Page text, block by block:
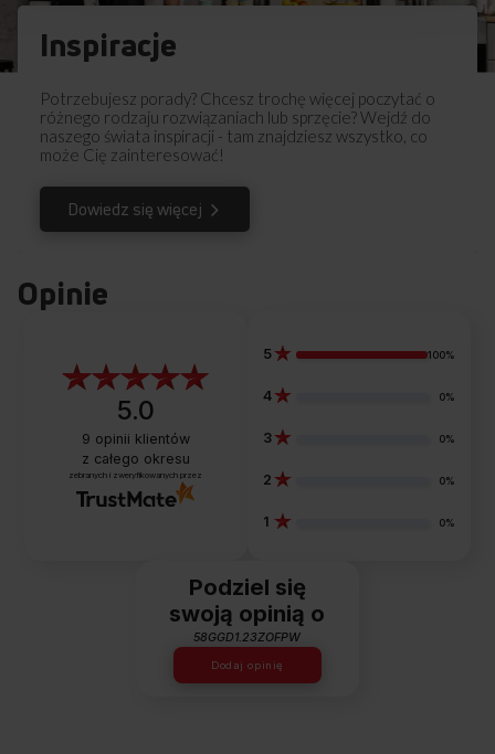
RÓWNOMIERNE PIECZENIE
Równo zarumienione wypieki
Koniec z nieudanymi wypiekami! Twoje ciasta już nigdy
nie będą niedopieczone w środku ani przypalone po bokach.
Rozwiązanie wykorzystane w piekarnikach Amica zapewnia
odpowiednią cyrkulację powietrza wewnątrz komory. Dzięki
Inspiracje
Potrzebujesz porady? Chcesz trochę więcej poczytać o
różnego rodzaju rozwiązaniach lub sprzęcie? Wejdź do
naszego świata inspiracji - tam znajdziesz wszystko, co
może Cię zainteresować!
Dowiedz się więcej
Opinie
5.0
9 opinii klientów
z całego okresu
zebranych i zweryfikowanych przez
5 100%
4 0%
3 0%
2 0%
1 0%
Podziel się
swoją opinią o
58GGD1.23ZOFPW
Dodaj opinię